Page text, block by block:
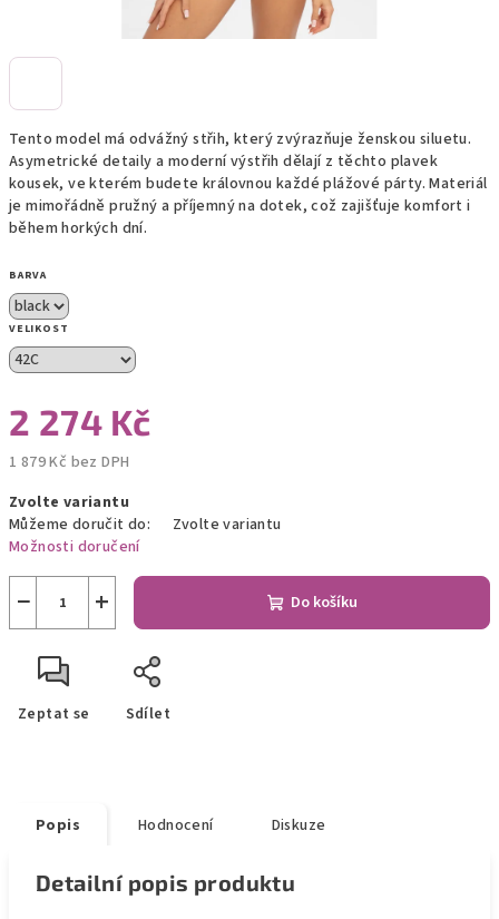
Tento model má odvážný střih, který zvýrazňuje ženskou siluetu.
Asymetrické detaily a moderní výstřih dělají z těchto plavek
kousek, ve kterém budete královnou každé plážové párty. Materiál
je mimořádně pružný a příjemný na dotek, což zajišťuje komfort i
během horkých dní.
BARVA
VELIKOST
2 274 Kč
1 879 Kč bez DPH
cena:
Zvolte variantu
Můžeme doručit do:
Zvolte variantu
Možnosti doručení
+
− Do košíku
Zeptat se Sdílet
Popis Hodnocení Diskuze
Detailní popis produktu